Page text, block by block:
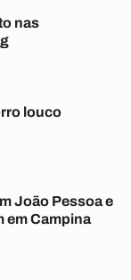
nas
louco
João Pessoa e
em Campina